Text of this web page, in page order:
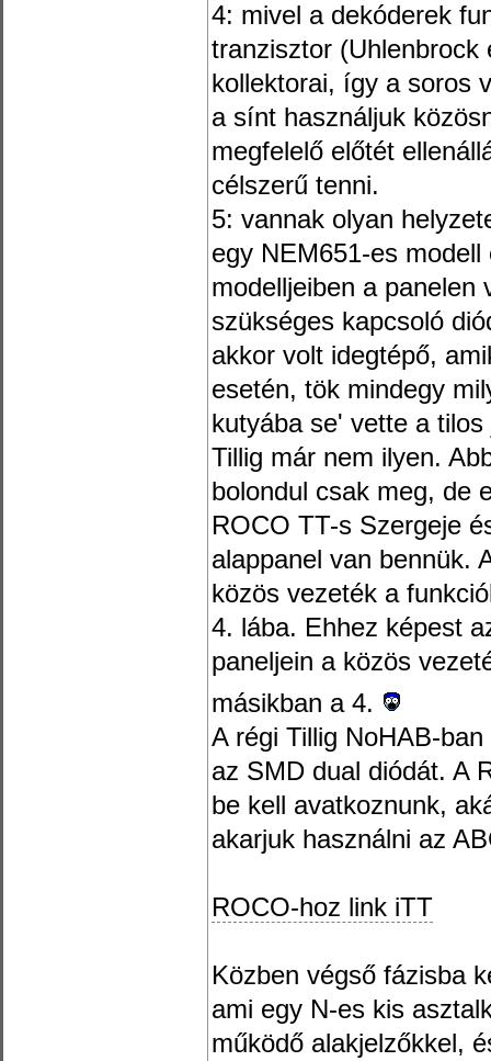
4: mivel a dekóderek
tranzisztor (Uhlenbrock
kollektorai, így a soros
a sínt használjuk
megfelelő előtét
célszerű tenni.
5: vannak olyan
egy NEM651-es
modelljeiben a panelen
szükséges kapcsoló
akkor volt idegtépő,
esetén, tök mindegy
kutyába se' vette a
Tillig már nem ilyen.
bolondul csak meg, de
ROCO TT-s Szergeje
alappanel van bennük.
közös vezeték a
4. lába. Ehhez képest
paneljein a közös
másikban a 4.
A régi Tillig NoHAB-
az SMD dual diódát. A
be kell avatkoznunk,
akarjuk használni az
ROCO-hoz link iTT
Közben végső fázisba
ami egy N-es kis
működő alakjelzőkkel,